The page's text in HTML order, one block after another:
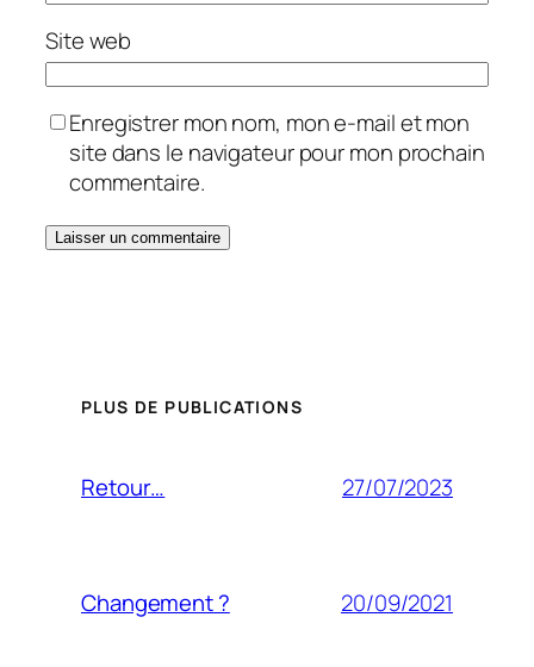
Site web
Enregistrer mon nom, mon e-mail et mon
site dans le navigateur pour mon prochain
commentaire.
PLUS DE PUBLICATIONS
Retour… 27/07/2023
Changement ? 20/09/2021